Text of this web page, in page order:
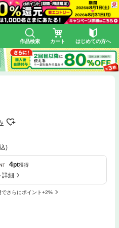
作品検索 カート はじめての方へ
)
4pt獲得
詳細
でさらにポイント+2%